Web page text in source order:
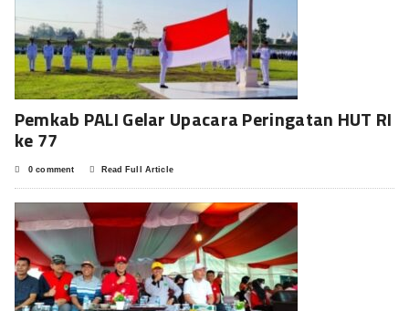
Pemkab PALI Gelar Upacara Peringatan HUT RI
ke 77
0 comment Read Full Article